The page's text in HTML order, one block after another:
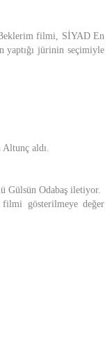
Beklerim filmi, SİYAD En
yaptığı jürinin seçimiyle
Altunç aldı.
Gülsün Odabaş iletiyor.
filmi gösterilmeye değer